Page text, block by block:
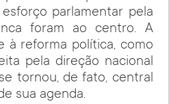
parlamentar pela
foram ao centro. A
à reforma política, como
pela direção nacional
tornou, de fato, central
sua agenda.